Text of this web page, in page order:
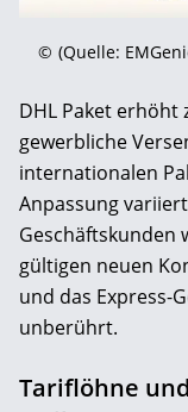
© (Quelle:
DHL Paket erhöht
gewerbliche
internationalen
Anpassung
Geschäftskunden
gültigen neuen
und das Express-
unberührt.
Tariflöhne